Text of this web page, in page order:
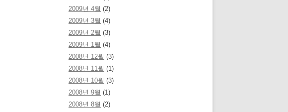
2009년 4월 (2)
2009년 3월 (4)
2009년 2월 (3)
2009년 1월 (4)
2008년 12월 (3)
2008년 11월 (1)
2008년 10월 (3)
2008년 9월 (1)
2008년 8월 (2)